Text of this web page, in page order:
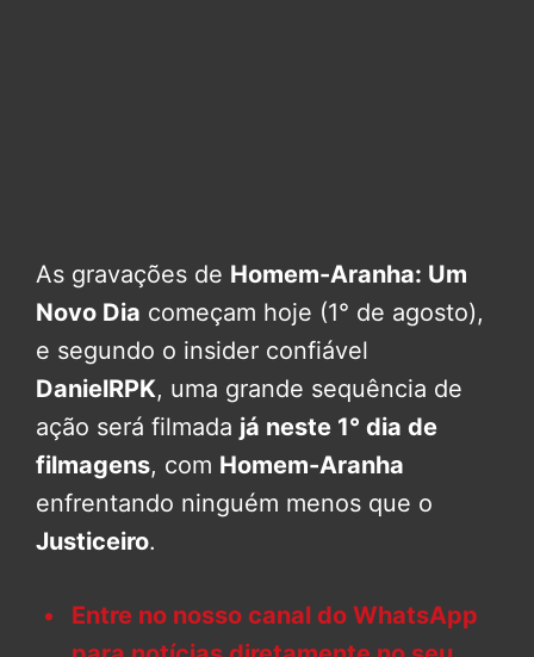
As gravações de Homem-Aranha: Um
Novo Dia começam hoje (1° de agosto),
e segundo o insider confiável
DanielRPK, uma grande sequência de
ação será filmada já neste 1° dia de
filmagens, com Homem-Aranha
enfrentando ninguém menos que o
Justiceiro.
Entre no nosso canal do WhatsApp